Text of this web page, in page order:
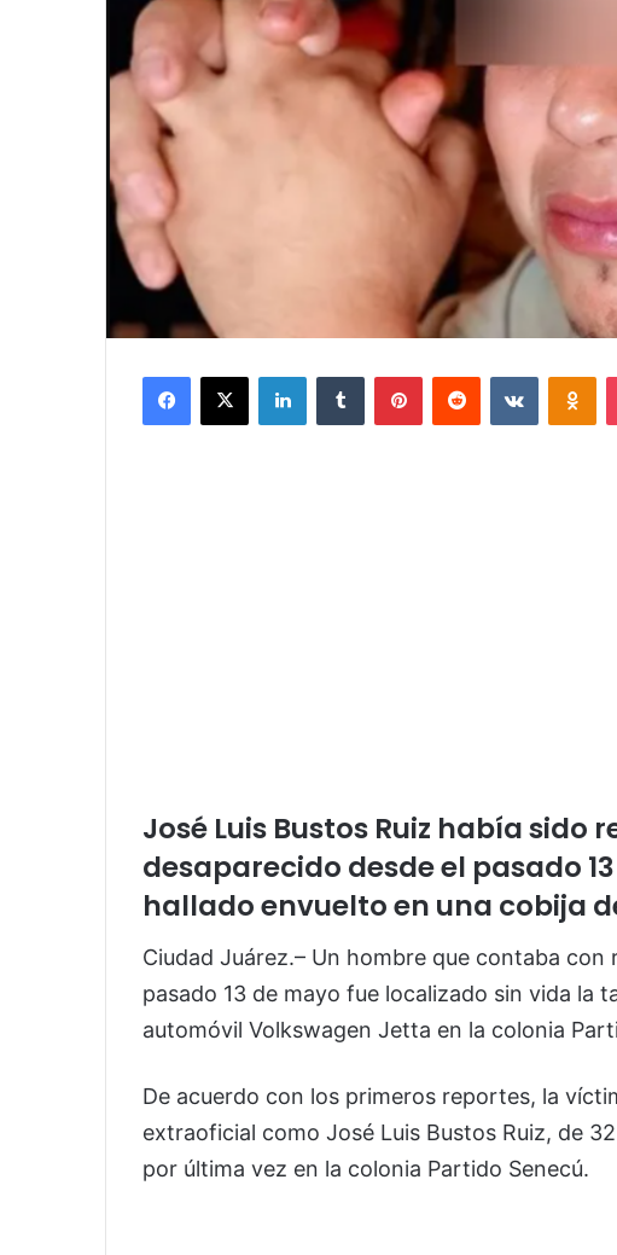
Facebook
X LinkedInTumblr PinterestReddit VKontakte
José Luis Bustos Ruiz había sido
desaparecido desde el pasado
hallado envuelto en una cobija
Ciudad Juárez.– Un hombre que contaba
pasado 13 de mayo fue localizado sin vida la
automóvil Volkswagen Jetta en la colonia
De acuerdo con los primeros reportes, la
extraoficial como José Luis Bustos Ruiz, de
por última vez en la colonia Partido Senecú.